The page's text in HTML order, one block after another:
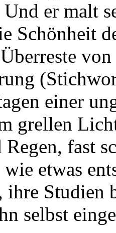
er malt
Schönheit
einer
grellen
fast
etwas
Studien
selbst